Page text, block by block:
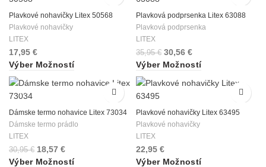
Plavkové nohavičky Litex 50568
Plavkové nohavičky
LITEX
17,95 €
Výber Možností
Plavková podprsenka Litex 63088
Plavková podprsenka
LITEX
35,95€ 30,56 €
Výber Možností
Dámske termo nohavice Litex 73034
Dámske termo prádlo
LITEX
30,95€ 18,57 €
Výber Možností
Plavkové nohavičky Litex 63495
Plavkové nohavičky
LITEX
22,95 €
Výber Možností